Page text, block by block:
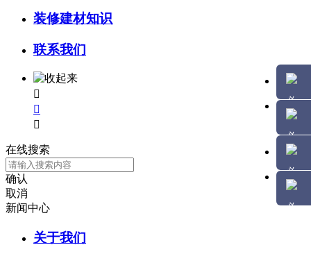
装修建材知识
联系我们



在线搜索
确认
取消
新闻中心
关于我们